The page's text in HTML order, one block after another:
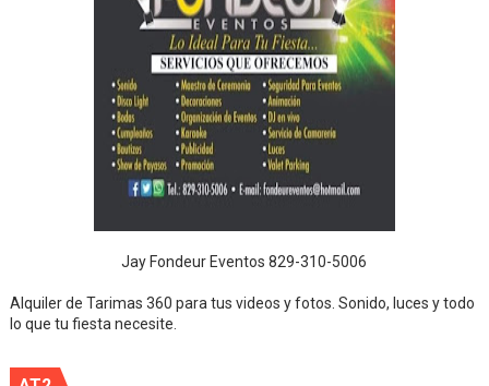
Jay Fondeur Eventos 829-310-5006
Alquiler de Tarimas 360 para tus videos y fotos. Sonido, luces y todo
lo que tu fiesta necesite.